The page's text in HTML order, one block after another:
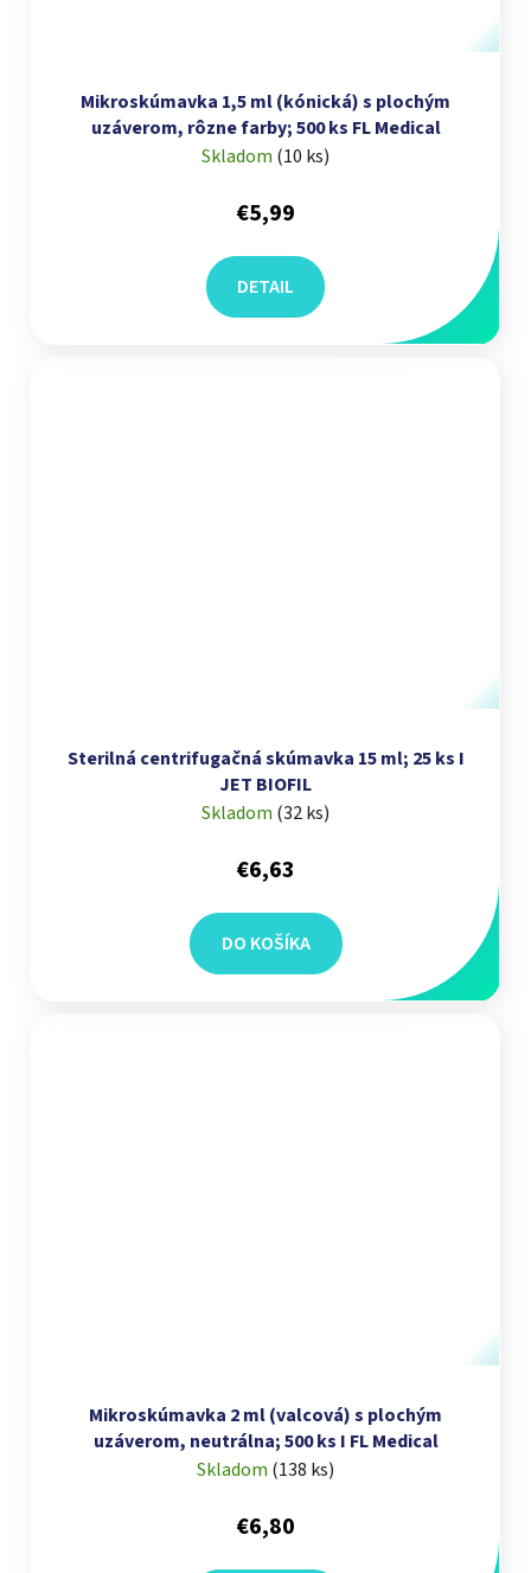
Mikroskúmavka 1,5 ml (kónická) s plochým
uzáverom, rôzne farby; 500 ks FL Medical
Skladom (10 ks)
€5,99
DETAIL
Sterilná centrifugačná skúmavka 15 ml; 25 ks I
JET BIOFIL
Skladom (32 ks)
€6,63
DO KOŠÍKA
Mikroskúmavka 2 ml (valcová) s plochým
uzáverom, neutrálna; 500 ks I FL Medical
Skladom (138 ks)
€6,80